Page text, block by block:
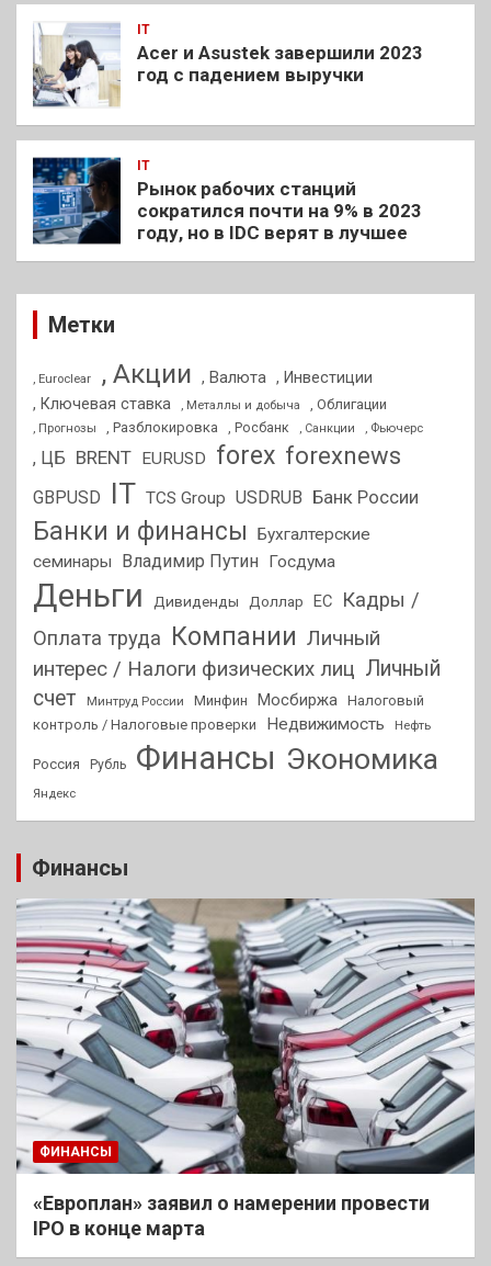
IT
Acer и Asustek завершили 2023
год с падением выручки
IT
Рынок рабочих станций
сократился почти на 9% в 2023
году, но в IDC верят в лучшее
Метки
, Euroclear , Акции , Валюта , Инвестиции
, Ключевая ставка
, Металлы и добыча , Облигации
, Прогнозы , Разблокировка , Росбанк , Санкции , Фьючерс
, ЦБ BRENT EURUSD forex forexnews
GBPUSD IT TCS Group USDRUB Банк России
Банки и финансы
Бухгалтерские
семинары
Владимир Путин Госдума
Деньги Дивиденды Доллар ЕС
Кадры /
Оплата труда Компании Личный
интерес / Налоги физических лиц Личный
счет
Минтруд России Минфин Мосбиржа Налоговый
контроль / Налоговые проверки
Недвижимость Нефть
Россия Рубль Финансы Экономика
Яндекс
Финансы
ФИНАНСЫ
«Европлан» заявил о намерении провести
IPO в конце марта